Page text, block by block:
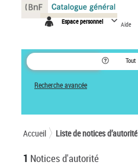
Espace personnel Aide
Tout
Recherche avancée
Accueil Liste de notices d’autorité
1 Notices d'autorité
Panneau de gestion des cookies